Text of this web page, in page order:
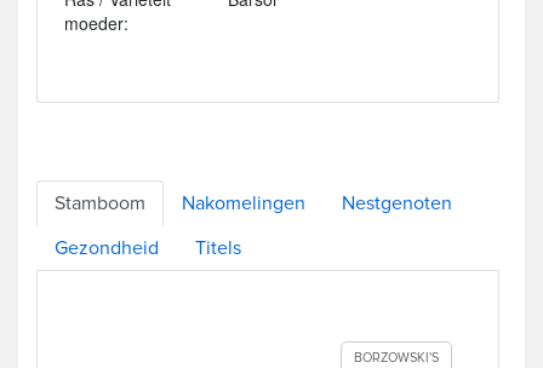
moeder:
Stamboom Nakomelingen Nestgenoten
Gezondheid Titels
BORZOWSKI'S